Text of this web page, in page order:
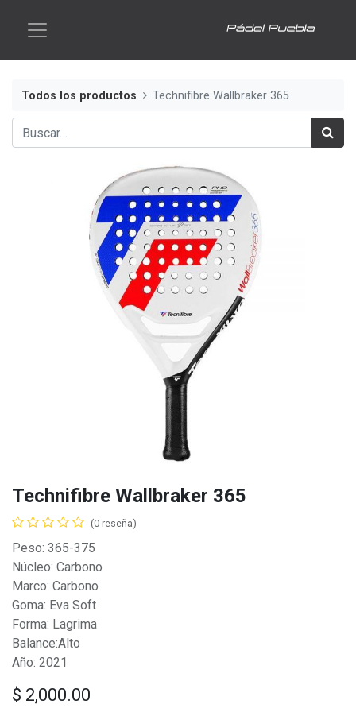
Todos los productos Technifibre Wallbraker 365
Technifibre Wallbraker 365
(0 reseña)
Peso: 365-375
Núcleo: Carbono
Marco: Carbono
Goma: Eva Soft
Forma: Lagrima
Balance:Alto
Año: 2021
$ 2,000.00